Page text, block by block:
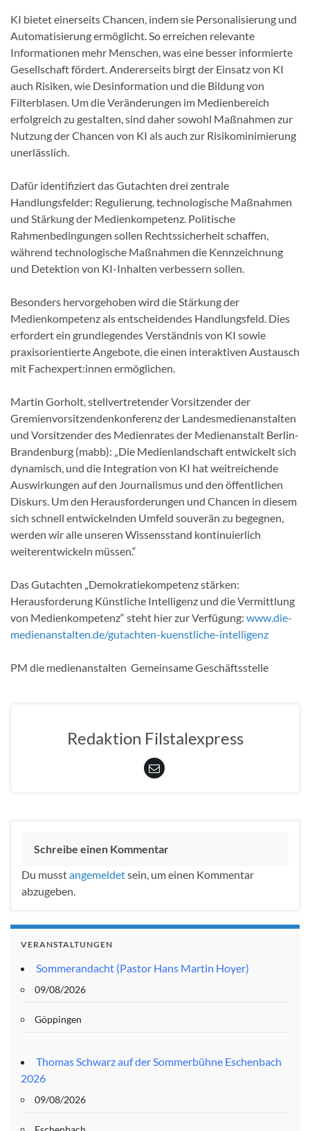
KI bietet einerseits Chancen, indem sie Personalisierung und
Automatisierung ermöglicht. So erreichen relevante
Informationen mehr Menschen, was eine besser informierte
Gesellschaft fördert. Andererseits birgt der Einsatz von KI
auch Risiken, wie Desinformation und die Bildung von
Filterblasen. Um die Veränderungen im Medienbereich
erfolgreich zu gestalten, sind daher sowohl Maßnahmen zur
Nutzung der Chancen von KI als auch zur Risikominimierung
unerlässlich.
Dafür identifiziert das Gutachten drei zentrale
Handlungsfelder: Regulierung, technologische Maßnahmen
und Stärkung der Medienkompetenz. Politische
Rahmenbedingungen sollen Rechtssicherheit schaffen,
während technologische Maßnahmen die Kennzeichnung
und Detektion von KI-Inhalten verbessern sollen.
Besonders hervorgehoben wird die Stärkung der
Medienkompetenz als entscheidendes Handlungsfeld. Dies
erfordert ein grundlegendes Verständnis von KI sowie
praxisorientierte Angebote, die einen interaktiven Austausch
mit Fachexpert:innen ermöglichen.
Martin Gorholt, stellvertretender Vorsitzender der
Gremienvorsitzendenkonferenz der Landesmedienanstalten
und Vorsitzender des Medienrates der Medienanstalt Berlin-
Brandenburg (mabb): „Die Medienlandschaft entwickelt sich
dynamisch, und die Integration von KI hat weitreichende
Auswirkungen auf den Journalismus und den öffentlichen
Diskurs. Um den Herausforderungen und Chancen in diesem
sich schnell entwickelnden Umfeld souverän zu begegnen,
werden wir alle unseren Wissensstand kontinuierlich
weiterentwickeln müssen.“
Das Gutachten „Demokratiekompetenz stärken:
Herausforderung Künstliche Intelligenz und die Vermittlung
von Medienkompetenz“ steht hier zur Verfügung: www.die-
medienanstalten.de/gutachten-kuenstliche-intelligenz
PM die medienanstalten Gemeinsame Geschäftsstelle
Redaktion Filstalexpress
Schreibe einen Kommentar
Du musstangemeldetsein, um einen Kommentar
abzugeben.
VERANSTALTUNGEN
Sommerandacht (Pastor Hans Martin Hoyer)
09/08/2026
Göppingen
Thomas Schwarz auf der Sommerbühne Eschenbach
2026
09/08/2026